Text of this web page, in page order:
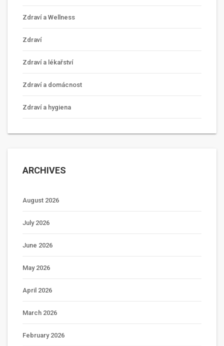
Zdraví a Wellness
Zdraví
Zdraví a lékařství
Zdraví a domácnost
Zdraví a hygiena
ARCHIVES
August 2026
July 2026
June 2026
May 2026
April 2026
March 2026
February 2026